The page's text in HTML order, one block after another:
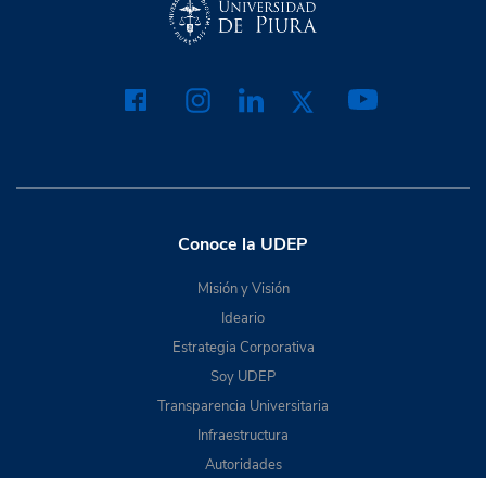
Conoce la UDEP
Misión y Visión
Ideario
Estrategia Corporativa
Soy UDEP
Transparencia Universitaria
Infraestructura
Autoridades